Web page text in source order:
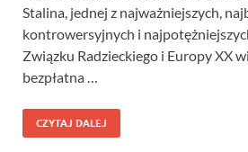
Stalina, jednej z najważniejszych,
kontrowersyjnych i
Związku Radzieckiego i Europy XX
bezpłatna …
CZYTAJ DALEJ